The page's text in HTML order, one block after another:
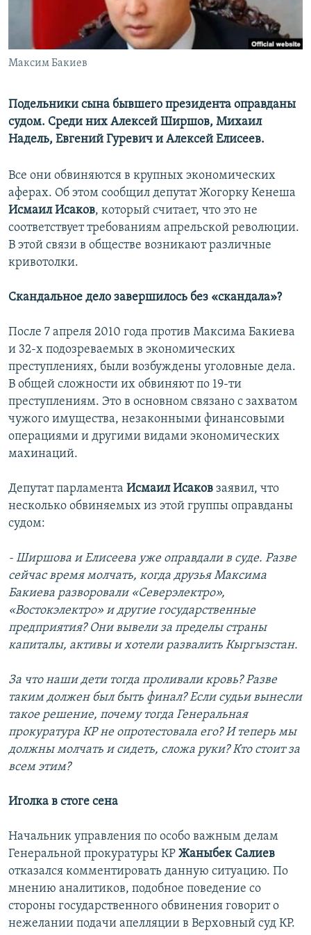
Максим Бакиев
Подельники сына бывшего президента оправданы
судом. Среди них Алексей Ширшов, Михаил
Надель, Евгений Гуревич и Алексей Елисеев.
Все они обвиняются в крупных экономических
аферах. Об этом сообщил депутат Жогорку Кенеша
Исмаил Исаков, который считает, что это не
соответствует требованиям апрельской революции.
В этой связи в обществе возникают различные
кривотолки.
Скандальное дело завершилось без «скандала»?
После 7 апреля 2010 года против Максима Бакиева
и 32-х подозреваемых в экономических
преступлениях, были возбуждены уголовные дела.
В общей сложности их обвиняют по 19-ти
преступлениям. Это в основном связано с захватом
чужого имущества, незаконными финансовыми
операциями и другими видами экономических
махинаций.
Депутат парламента Исмаил Исаков заявил, что
несколько обвиняемых из этой группы оправданы
судом:
- Ширшова и Елисеева уже оправдали в суде. Разве
сейчас время молчать, когда друзья Максима
Бакиева разворовали «Северэлектро»,
«Востокэлектро» и другие государственные
предприятия? Они вывели за пределы страны
капиталы, активы и хотели развалить Кыргызстан.
За что наши дети тогда проливали кровь? Разве
таким должен был быть финал? Если судьи вынесли
такое решение, почему тогда Генеральная
прокуратура КР не опротестовала его? И теперь мы
должны молчать и сидеть, сложа руки? Кто стоит за
всем этим?
Иголка в стоге сена
Начальник управления по особо важным делам
Генеральной прокуратуры КР Жаныбек Салиев
отказался комментировать данную ситуацию. По
мнению аналитиков, подобное поведение со
стороны государственного обвинения говорит о
нежелании подачи апелляции в Верховный суд КР.